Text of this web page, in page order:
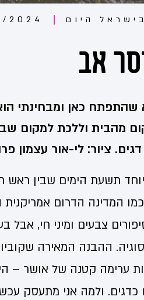
ישראל היום 2024
אב
כאן ומבחינתי
מהבית וללכת למקום
ציור: לי-אור עצמון
תשעת הימים שבין
המדינה הדרום
צבעים ומיני חי, אבל
ההבנה המאירה
ערימה קטנה של אושר –
כדגים. ולמה אני מתעסק